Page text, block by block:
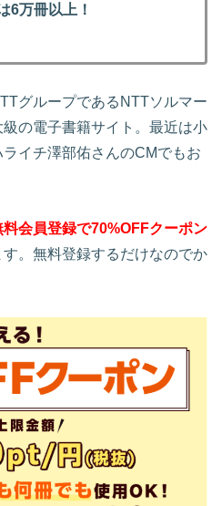
6万冊以上！
グループであるNTTソルマー
の電子書籍サイト。最近は小
イチ澤部佑さんのCMでもお
料会員登録で70%OFFクーポン
。無料登録するだけなのでか